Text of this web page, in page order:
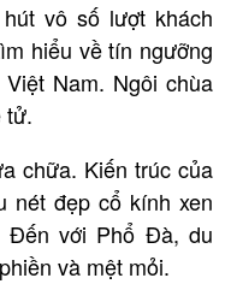
vô số lượt khách
hiểu về tín ngưỡng
Nam. Ngôi chùa
tử.
chữa. Kiến trúc của
nét đẹp cổ kính xen
Đến với Phổ Đà, du
và mệt mỏi.